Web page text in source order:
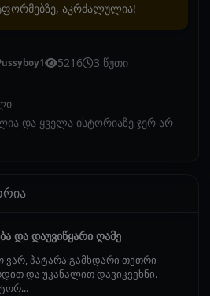
აკრძალულია!
5216
3 წუთი
და ყველა ისტორიაზე ჯერ არ
და დაუვიწყარი ღამე
ვარ, პატარა გამხდარი თეთრი
და უკანალით დავიკვეხნი.